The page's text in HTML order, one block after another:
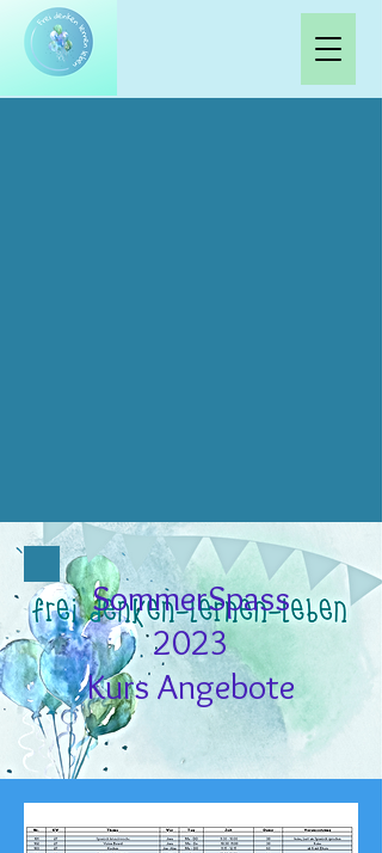
SommerSpass
2023
Kurs Angebote